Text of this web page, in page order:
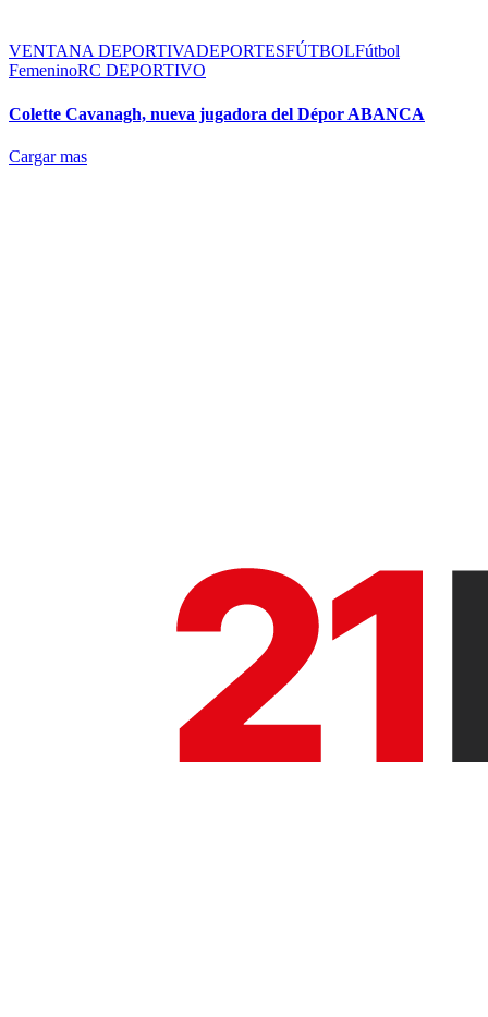
VENTANA DEPORTIVADEPORTESFÚTBOLFútbol
FemeninoRC DEPORTIVO
Colette Cavanagh, nueva jugadora del Dépor ABANCA
Cargar mas